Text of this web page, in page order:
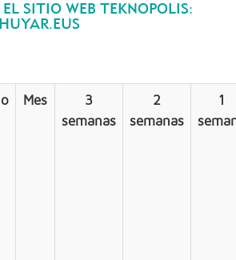
SITIO WEB TEKNOPOLIS:
Mes
3
semanas
2
semanas
1